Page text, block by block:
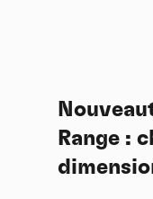
Range :